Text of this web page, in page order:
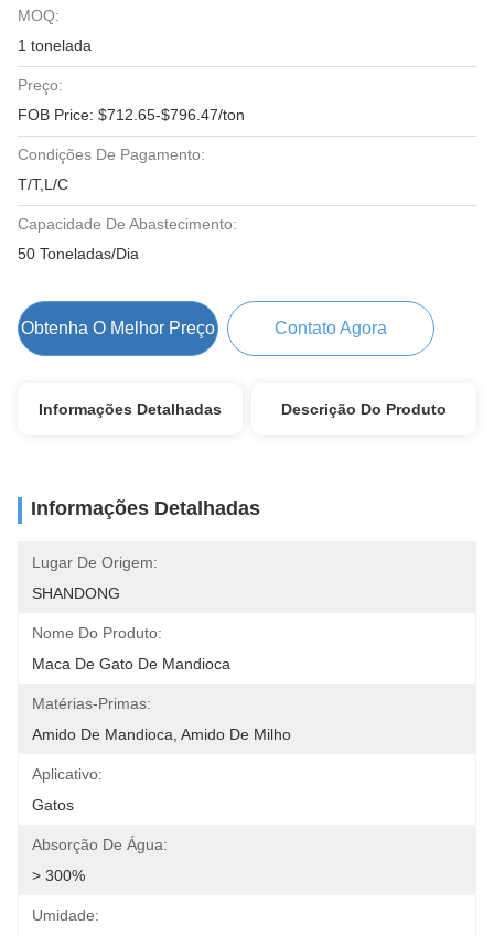
MOQ:
1 tonelada
Preço:
FOB Price: $712.65-$796.47/ton
Condições De Pagamento:
T/T,L/C
Capacidade De Abastecimento:
50 Toneladas/Dia
Obtenha O Melhor Preço Contato Agora
Informações Detalhadas Descrição Do Produto
Informações Detalhadas
Lugar De Origem:
SHANDONG
Nome Do Produto:
Maca De Gato De Mandioca
Matérias-Primas:
Amido De Mandioca, Amido De Milho
Aplicativo:
Gatos
Absorção De Água:
> 300%
Umidade: